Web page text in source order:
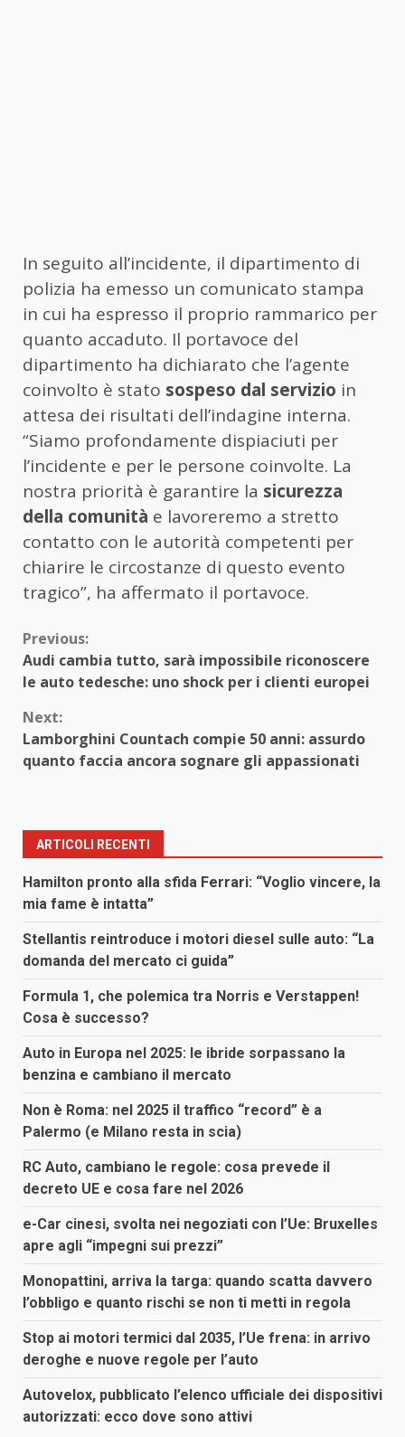
In seguito all’incidente, il dipartimento di
polizia ha emesso un comunicato stampa
in cui ha espresso il proprio rammarico per
quanto accaduto. Il portavoce del
dipartimento ha dichiarato che l’agente
coinvolto è stato sospeso dal servizio in
attesa dei risultati dell’indagine interna.
“Siamo profondamente dispiaciuti per
l’incidente e per le persone coinvolte. La
nostra priorità è garantire la sicurezza
della comunità e lavoreremo a stretto
contatto con le autorità competenti per
chiarire le circostanze di questo evento
tragico”, ha affermato il portavoce.
Continue
Reading
Previous:
Audi cambia tutto, sarà impossibile riconoscere
le auto tedesche: uno shock per i clienti europei
Next:
Lamborghini Countach compie 50 anni: assurdo
quanto faccia ancora sognare gli appassionati
ARTICOLI RECENTI
Hamilton pronto alla sfida Ferrari: “Voglio vincere, la
mia fame è intatta”
Stellantis reintroduce i motori diesel sulle auto: “La
domanda del mercato ci guida”
Formula 1, che polemica tra Norris e Verstappen!
Cosa è successo?
Auto in Europa nel 2025: le ibride sorpassano la
benzina e cambiano il mercato
Non è Roma: nel 2025 il traffico “record” è a
Palermo (e Milano resta in scia)
RC Auto, cambiano le regole: cosa prevede il
decreto UE e cosa fare nel 2026
e-Car cinesi, svolta nei negoziati con l’Ue: Bruxelles
apre agli “impegni sui prezzi”
Monopattini, arriva la targa: quando scatta davvero
l’obbligo e quanto rischi se non ti metti in regola
Stop ai motori termici dal 2035, l’Ue frena: in arrivo
deroghe e nuove regole per l’auto
Autovelox, pubblicato l’elenco ufficiale dei dispositivi
autorizzati: ecco dove sono attivi